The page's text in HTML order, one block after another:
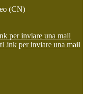
(CN)
per inviare una mail
Link per inviare una mail